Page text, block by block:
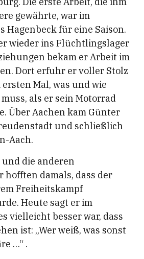
gewährte, war im
Hagenbeck für eine Saison.
wieder ins Flüchtlingslager
bekam er Arbeit im
Dort erfuhr er voller Stolz
Mal, was und wie
als er sein Motorrad
Über Aachen kam Günter
und schließlich
Aach.
die anderen
hofften damals, dass der
Freiheitskampf
Heute sagt er im
vielleicht besser war, dass
ist: „Wer weiß, was sonst
…“ .